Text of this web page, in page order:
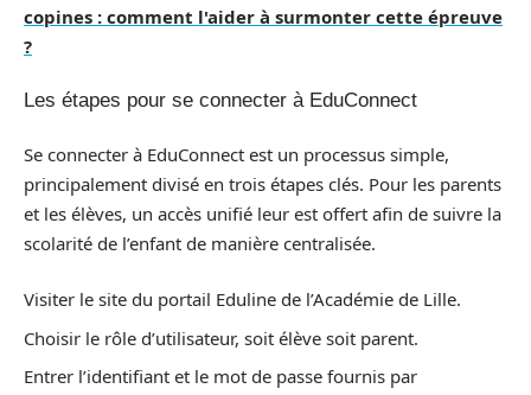
copines : comment l'aider à surmonter cette épreuve
?
Les étapes pour se connecter à EduConnect
Se connecter à EduConnect est un processus simple,
principalement divisé en trois étapes clés. Pour les parents
et les élèves, un accès unifié leur est offert afin de suivre la
scolarité de l’enfant de manière centralisée.
Visiter le site du portail Eduline de l’Académie de Lille.
Choisir le rôle d’utilisateur, soit élève soit parent.
Entrer l’identifiant et le mot de passe fournis par